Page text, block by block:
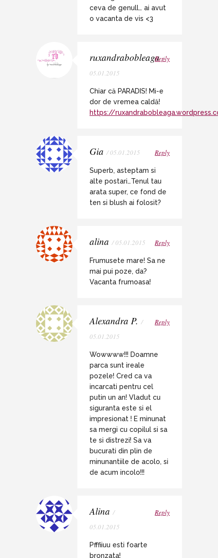
ceva de genull… ai avut
o vacanta de vis <3
ruxandrabobleaga /
05.01.2015
Reply
Chiar că PARADIS! Mi-e
dor de vremea caldă!
https://
Gia / 05.01.2015 Reply
Superb, asteptam si
alte postari…Tenul tau
arata super, ce fond de
ten si blush ai folosit?
alina / 05.01.2015 Reply
Frumusete mare! Sa ne
mai pui poze, da?
Vacanta frumoasa!
Alexandra P. /
05.01.2015
Reply
Wowwww!!! Doamne
parca sunt ireale
pozele! Cred ca va
incarcati pentru cel
putin un an! Vladut cu
siguranta este si el
impresionat ! E minunat
sa mergi cu copilul si sa
te si distrezi! Sa va
bucurati din plin de
minunantiile de acolo, si
de acum incolo!!!
Alina /
05.01.2015
Reply
Pfffiiuu esti foarte
bronzata!